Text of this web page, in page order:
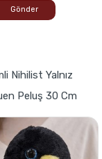
Gönder
Nihilist Yalnız
Peluş 30 Cm